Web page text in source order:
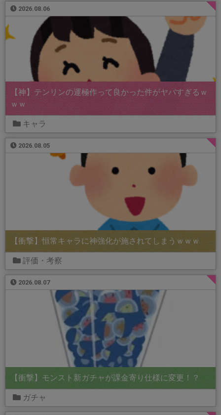
2026.08.06
【神】テンリンの運極作って良かった件がヤバすぎるｗ
ｗｗ
キャラ
2026.08.05
【衝撃】恒常キャラに神強化が施されてしまうｗｗｗ
評価・考察
2026.08.07
【衝撃】モンスト新ガチャが課金寄り仕様に変更！？
ガチャ